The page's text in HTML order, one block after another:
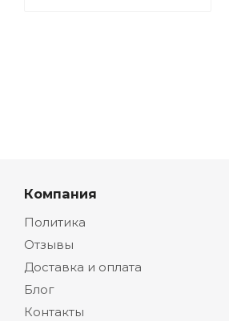
Компания
Политика
Отзывы
Доставка и оплата
Блог
Контакты